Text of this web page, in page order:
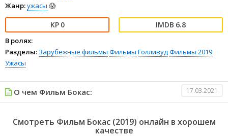
Жанр:ужасы 😱
0 6.8
В ролях:
Разделы: Зарубежные фильмы Фильмы ГолливудФильмы 2019
Ужасы
О чем Фильм Бокас: 17.03.2021
Смотреть Фильм Бокас (2019) онлайн в хорошем
качестве